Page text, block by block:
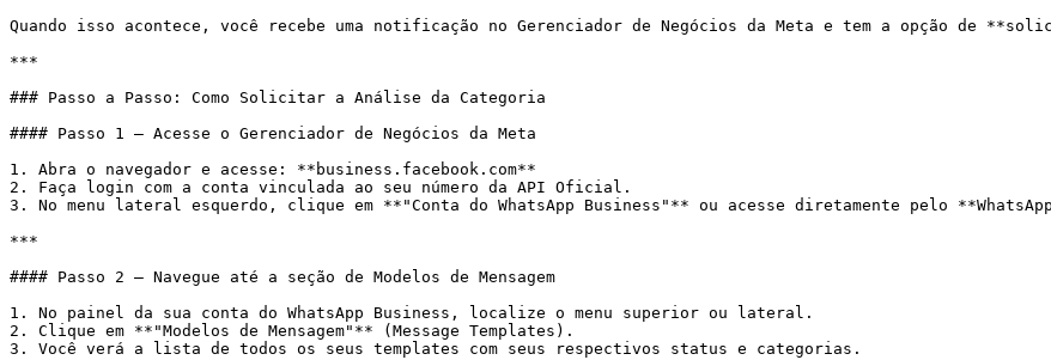
Quando isso acontece, você recebe uma notificação no Gerenciador de Negócios da Meta e tem a opção de
***
### Passo a Passo: Como Solicitar a Análise da Categoria
#### Passo 1 – Acesse o Gerenciador de Negócios da Meta
1. Abra o navegador e acesse: **business.facebook.com**
2. Faça login com a conta vinculada ao seu número da API Oficial.
3. No menu lateral esquerdo, clique em **"Conta do WhatsApp Business"** ou acesse diretamente pelo
***
#### Passo 2 – Navegue até a seção de Modelos de Mensagem
1. No painel da sua conta do WhatsApp Business, localize o menu superior ou lateral.
2. Clique em **"Modelos de Mensagem"** (Message Templates).
3. Você verá a lista de todos os seus templates com seus respectivos status e categorias.